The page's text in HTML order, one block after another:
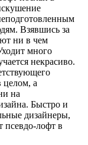
Взявшись за
ни в чем
много
некрасиво.
целом, а
на
Быстро и
дизайнеры,
псевдо-лофт в